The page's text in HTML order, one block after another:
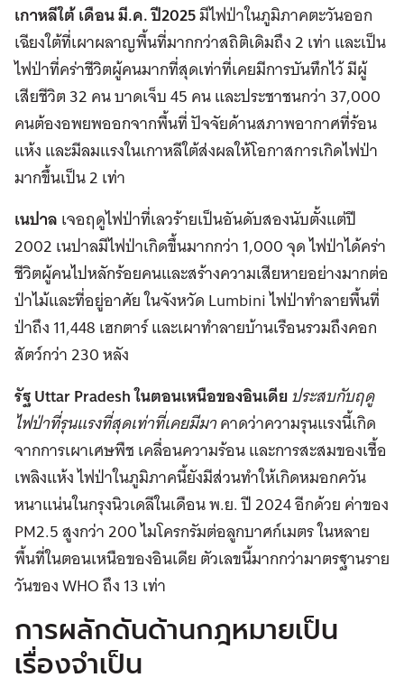
เกาหลีใต้เดือน มี.ค. ปี2025มีไฟป่าในภูมิภาคตะวันออก
เฉียงใต้ที่เผาผลาญพื้นที่มากกว่าสถิติเดิมถึง 2 เท่า และเป็น
ไฟป่าที่คร่าชีวิตผู้คนมากที่สุดเท่าที่เคยมีการบันทึกไว้ มีผู้
เสียชีวิต 32 คน บาดเจ็บ 45 คน และประชาชนกว่า 37,000
คนต้องอพยพออกจากพื้นที่ ปัจจัยด้านสภาพอากาศที่ร้อน
แห้ง และมีลมแรงในเกาหลีใต้ส่งผลให้โอกาสการเกิดไฟป่า
มากขึ้นเป็น 2 เท่า
เนปาลเจอฤดูไฟป่าที่เลวร้ายเป็นอันดับสองนับตั้งแต่ปี
2002 เนปาลมีไฟป่าเกิดขึ้นมากกว่า 1,000 จุด ไฟป่าได้คร่า
ชีวิตผู้คนไปหลักร้อยคนและสร้างความเสียหายอย่างมากต่อ
ป่าไม้และที่อยู่อาศัย ในจังหวัด Lumbini ไฟป่าทำลายพื้นที่
ป่าถึง 11,448 เฮกตาร์ และเผาทำลายบ้านเรือนรวมถึงคอก
สัตว์กว่า 230 หลัง
รัฐUttar Pradeshในตอนเหนือของอินเดียประสบกับฤดู
ไฟป่าที่รุนแรงที่สุดเท่าที่เคยมีมาคาดว่าความรุนแรงนี้เกิด
จากการเผาเศษพืช เคลื่อนความร้อน และการสะสมของเชื้อ
เพลิงแห้ง ไฟป่าในภูมิภาคนี้ยังมีส่วนทำให้เกิดหมอกควัน
หนาแน่นในกรุงนิวเดลีในเดือน พ.ย. ปี 2024 อีกด้วย ค่าของ
PM2.5 สูงกว่า 200 ไมโครกรัมต่อลูกบาศก์เมตร ในหลาย
พื้นที่ในตอนเหนือของอินเดีย ตัวเลขนี้มากกว่ามาตรฐานราย
วันของ WHO ถึง 13 เท่า
การผลักดันด้านกฎหมายเป็น
เรื่องจำเป็น